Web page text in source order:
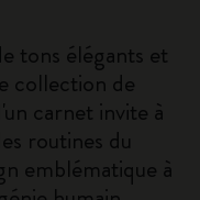
tons élégants et
collection de
carnet invite à
routines du
emblématique à